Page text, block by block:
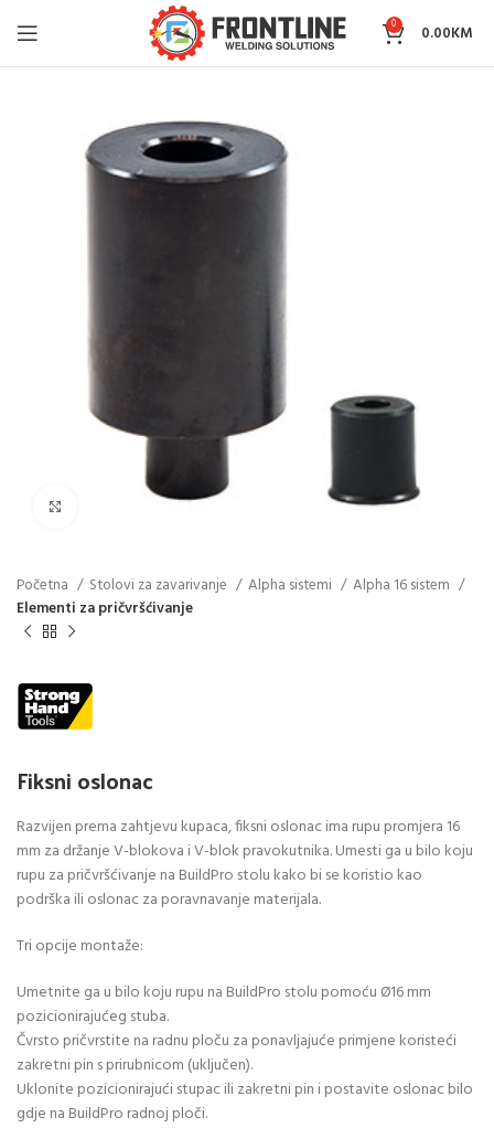
0 0.00KM
Click to enlarge
Početna Stolovi za zavarivanje Alpha sistemi
Alpha 16 sistem
Elementi za pričvršćivanje
Fiksni oslonac
Razvijen prema zahtjevu kupaca, fiksni oslonac ima rupu promjera 16
mm za držanje V-blokova i V-blok pravokutnika. Umesti ga u bilo koju
rupu za pričvršćivanje na BuildPro stolu kako bi se koristio kao
podrška ili oslonac za poravnavanje materijala.
Tri opcije montaže:
Umetnite ga u bilo koju rupu na BuildPro stolu pomoću Ø16 mm
pozicionirajućeg stuba.
Čvrsto pričvrstite na radnu ploču za ponavljajuće primjene koristeći
zakretni pin s prirubnicom (uključen).
Uklonite pozicionirajući stupac ili zakretni pin i postavite oslonac bilo
gdje na BuildPro radnoj ploči.